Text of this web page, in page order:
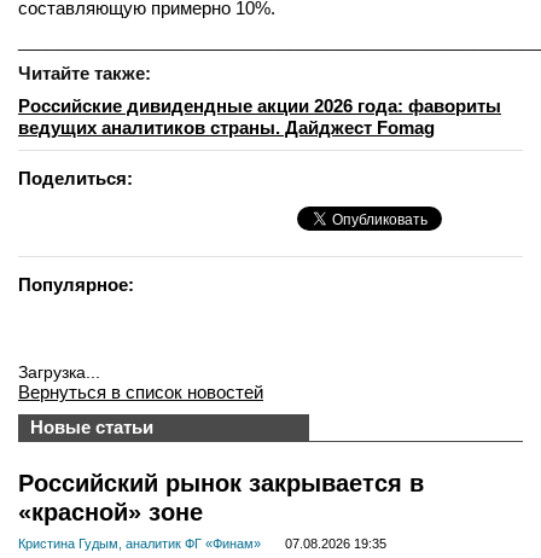
составляющую примерно 10%.
Читайте также:
Российские дивидендные акции 2026 года: фавориты
ведущих аналитиков страны. Дайджест Fomag
Поделиться:
Популярное:
Загрузка...
Вернуться в список новостей
Новые статьи
Российский рынок закрывается в
«красной» зоне
Кристина Гудым, аналитик ФГ «Финам»
07.08.2026 19:35